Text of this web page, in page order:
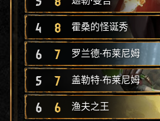
4 8 霍桑的怪诞秀
6 7 罗兰德·布莱尼姆
5 7 盖勒特·布莱尼姆
6 6 渔夫之王